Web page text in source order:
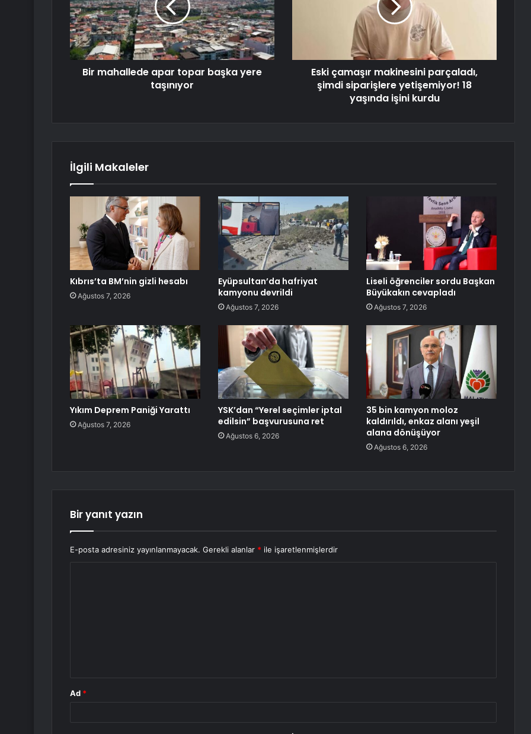
Bir mahallede apar topar başka yere
taşınıyor
Eski çamaşır makinesini parçaladı,
şimdi siparişlere yetişemiyor! 18
yaşında işini kurdu
İlgili Makaleler
Kıbrıs’ta BM’nin gizli hesabı
Ağustos 7, 2026
Eyüpsultan’da hafriyat
kamyonu devrildi
Ağustos 7, 2026
Liseli öğrenciler sordu Başkan
Büyükakın cevapladı
Ağustos 7, 2026
Yıkım Deprem Paniği Yarattı
Ağustos 7, 2026
YSK’dan “Yerel seçimler iptal
edilsin” başvurusuna ret
Ağustos 6, 2026
35 bin kamyon moloz
kaldırıldı, enkaz alanı yeşil
alana dönüşüyor
Ağustos 6, 2026
Bir yanıt yazın
E-posta adresiniz yayınlanmayacak. Gerekli alanlar * ile işaretlenmişlerdir
Ad *